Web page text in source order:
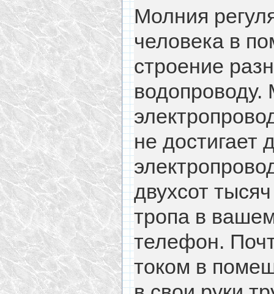
Молния
человека в
строение
водопроводу.
не достигает
двухсот
тропа в
телефон.
током в